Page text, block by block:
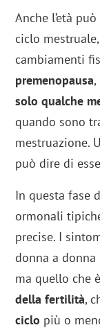
Anche l’età
ciclo
cambiamenti
premenopausa,
solo qualche
quando sono
mestruazione.
può dire di
In questa fase
ormonali
precise. I
donna a
ma quello che
della fertilità,
ciclo più o